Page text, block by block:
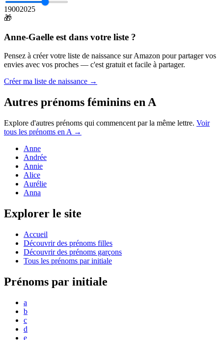
19002025
🎁
Anne-Gaelle est dans votre liste ?
Pensez à créer votre liste de naissance sur Amazon pour partager vos
envies avec vos proches — c'est gratuit et facile à partager.
Créer ma liste de naissance →
Autres prénoms féminins en A
Explore d'autres prénoms qui commencent par la même lettre. Voir
tous les prénoms en A →
Anne
Andrée
Annie
Alice
Aurélie
Anna
Explorer le site
Accueil
Découvrir des prénoms filles
Découvrir des prénoms garçons
Tous les prénoms par initiale
Prénoms par initiale
a
b
c
d
e